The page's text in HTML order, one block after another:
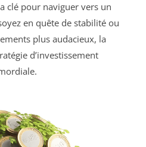
clé pour naviguer vers un
en quête de stabilité ou
plus audacieux, la
d’investissement